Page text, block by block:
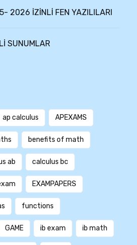
2026 İZİNLİ FEN YAZILILARI
SUNUMLAR
ap calculus APEXAMS
benefits of math
ab calculus bc
EXAMPAPERS
functions
GAME ib exam ib math